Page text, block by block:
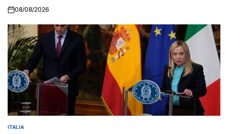
08/08/2026
POSTED
ITALIA